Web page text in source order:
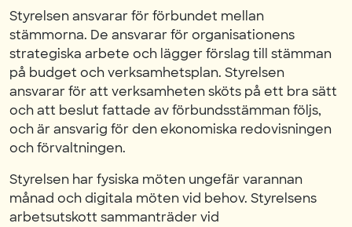
Styrelsen ansvarar för förbundet mellan
stämmorna. De ansvarar för organisationens
strategiska arbete och lägger förslag till stämman
på budget och verksamhetsplan. Styrelsen
ansvarar för att verksamheten sköts på ett bra sätt
och att beslut fattade av förbundsstämman följs,
och är ansvarig för den ekonomiska redovisningen
och förvaltningen.
Styrelsen har fysiska möten ungefär varannan
månad och digitala möten vid behov. Styrelsens
arbetsutskott sammanträder vid